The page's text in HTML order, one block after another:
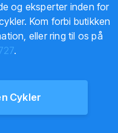
og eksperter inden for
Kom forbi butikken
eller ring til os på
.
Cykler